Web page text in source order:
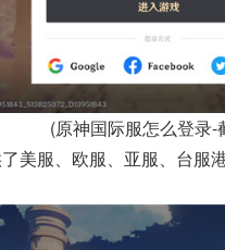
(原神国际服怎么登录-
美服、欧服、亚服、台服